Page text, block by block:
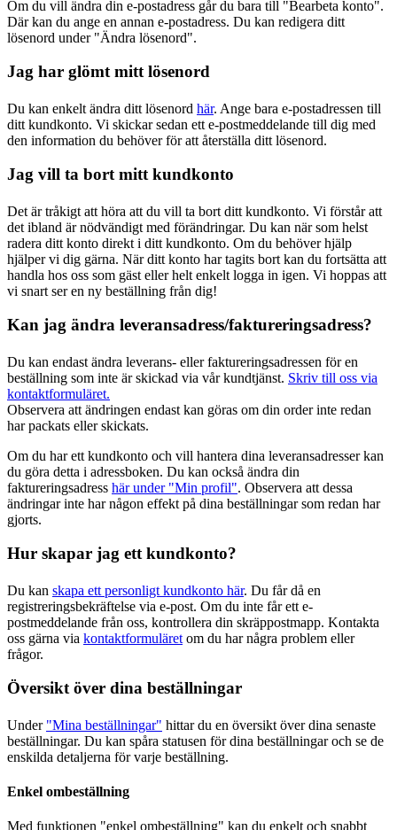
Om du vill ändra din e-postadress går du bara till "Bearbeta konto".
Där kan du ange en annan e-postadress. Du kan redigera ditt
lösenord under "Ändra lösenord".
Jag har glömt mitt lösenord
Du kan enkelt ändra ditt lösenord här. Ange bara e-postadressen till
ditt kundkonto. Vi skickar sedan ett e-postmeddelande till dig med
den information du behöver för att återställa ditt lösenord.
Jag vill ta bort mitt kundkonto
Det är tråkigt att höra att du vill ta bort ditt kundkonto. Vi förstår att
det ibland är nödvändigt med förändringar. Du kan när som helst
radera ditt konto direkt i ditt kundkonto. Om du behöver hjälp
hjälper vi dig gärna. När ditt konto har tagits bort kan du fortsätta att
handla hos oss som gäst eller helt enkelt logga in igen. Vi hoppas att
vi snart ser en ny beställning från dig!
Kan jag ändra leveransadress/faktureringsadress?
Du kan endast ändra leverans- eller faktureringsadressen för en
beställning som inte är skickad via vår kundtjänst. Skriv till oss via
kontaktformuläret.
Observera att ändringen endast kan göras om din order inte redan
har packats eller skickats.
Om du har ett kundkonto och vill hantera dina leveransadresser kan
du göra detta i adressboken. Du kan också ändra din
faktureringsadress här under "Min profil". Observera att dessa
ändringar inte har någon effekt på dina beställningar som redan har
gjorts.
Hur skapar jag ett kundkonto?
Du kan skapa ett personligt kundkonto här. Du får då en
registreringsbekräftelse via e-post. Om du inte får ett e-
postmeddelande från oss, kontrollera din skräppostmapp. Kontakta
oss gärna via kontaktformuläret om du har några problem eller
frågor.
Översikt över dina beställningar
Under "Mina beställningar" hittar du en översikt över dina senaste
beställningar. Du kan spåra statusen för dina beställningar och se de
enskilda detaljerna för varje beställning.
Enkel ombeställning
Med funktionen "enkel ombeställning" kan du enkelt och snabbt